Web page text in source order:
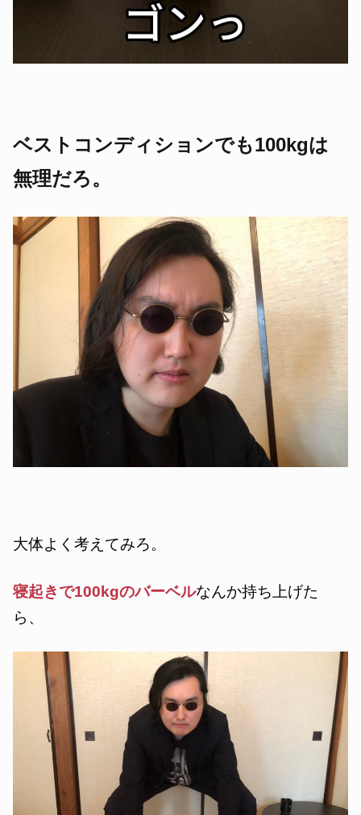
ベストコンディションでも100kgは
無理だろ。
大体よく考えてみろ。
寝起きで100kgのバーベルなんか持ち上げた
ら、